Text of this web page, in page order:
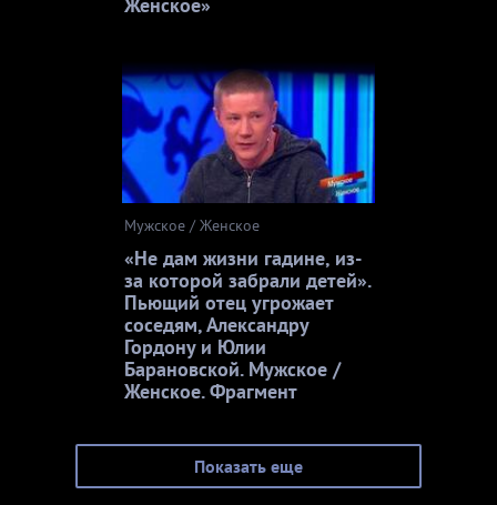
Мужское / Женское
«Не дам жизни гадине, из-
за которой забрали детей».
Пьющий отец угрожает
соседям, Александру
Гордону и Юлии
Барановской. Мужское /
Женское. Фрагмент
Показать еще